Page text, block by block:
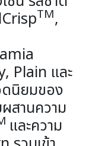
TM,
Plain และ
นิยมของ
สานความ
และความ